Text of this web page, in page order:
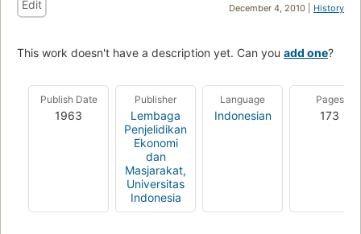
December 4, 2010 | History
Edit
This work doesn't have a description yet. Can you add one?
Publish Date
1963
Publisher
Lembaga
Penjelidikan
Ekonomi
dan
Masjarakat,
Universitas
Indonesia
Language
Indonesian
Pages
173